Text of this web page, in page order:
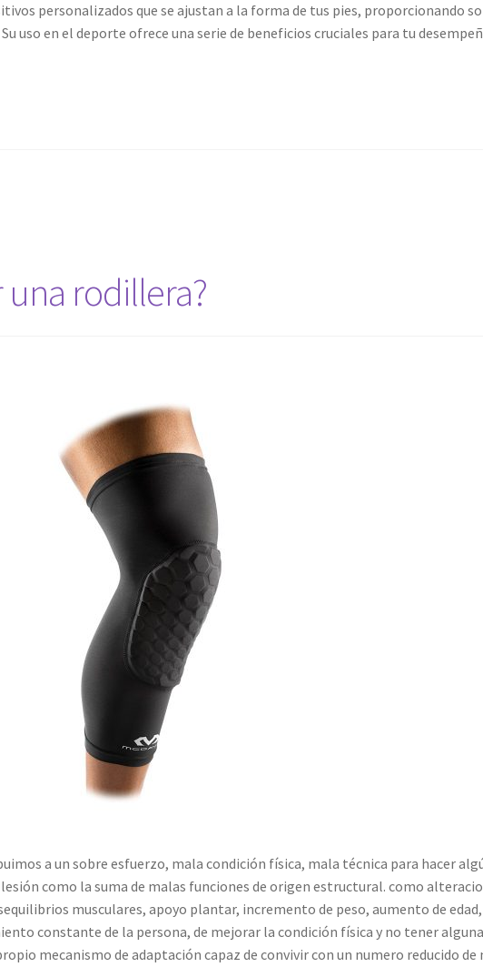
personalizados que se ajustan a la forma de tus pies, proporcionando
uso en el deporte ofrece una serie de beneficios cruciales para tu
rodillera?
a un sobre esfuerzo, mala condición física, mala técnica para hacer
como la suma de malas funciones de origen estructural. como
musculares, apoyo plantar, incremento de peso, aumento de edad,
constante de la persona, de mejorar la condición física y no tener alguna
mecanismo de adaptación capaz de convivir con un numero reducido de